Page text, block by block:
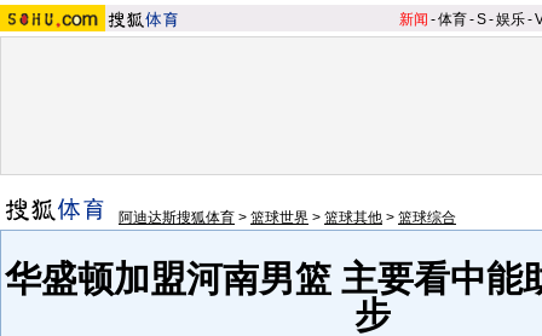
新闻 -体育-S-娱乐-
阿迪达斯搜狐体育 > 篮球世界 > 篮球其他 > 篮球综合
华盛顿加盟河南男篮 主要看中能
步